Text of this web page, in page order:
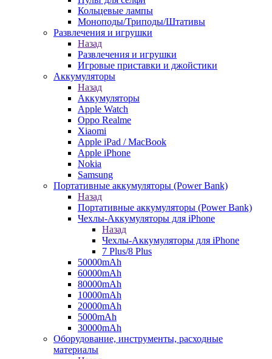
Кольцевые лампы
Моноподы/Триподы/Штативы
Развлечения и игрушки
Назад
Развлечения и игрушки
Игровые приставки и джойстики
Аккумуляторы
Назад
Аккумуляторы
Apple Watch
Oppo Realme
Xiaomi
Apple iPad / MacBook
Apple iPhone
Nokia
Samsung
Портативные аккумуляторы (Power Bank)
Назад
Портативные аккумуляторы (Power Bank)
Чехлы-Аккумуляторы для iPhone
Назад
Чехлы-Аккумуляторы для iPhone
7 Plus/8 Plus
50000mAh
60000mAh
80000mAh
10000mAh
20000mAh
5000mAh
30000mAh
Оборудование, инструменты, расходные
материалы